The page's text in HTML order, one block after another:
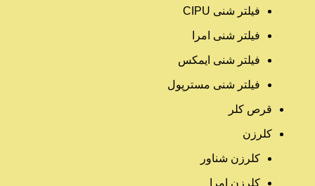
فیلتر شنی CIPU
فیلتر شنی امرا
فیلتر شنی ایمکس
فیلتر شنی مسترپول
قرص کلر
کلرزن
کلرزن شناور
کلرزن امرا